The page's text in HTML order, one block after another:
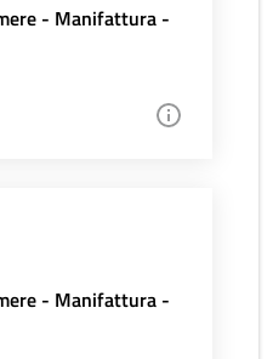
- Manifattura -
- Manifattura -